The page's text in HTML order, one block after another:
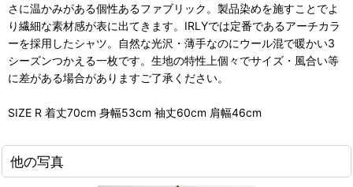
さに温かみがある個性あるファブリック。製品染めを施すことでよ
り繊細な素材感が表に出てきます。IRLYでは定番であるアーチカラ
ーを採用したシャツ。自然な光沢・薄手なのにウール混で暖かい3
シーズンつかえる一枚です。生地の特性上個々でサイズ・風合い等
に差がある場合がありますご了承ください。
SIZE R 着丈70cm 身幅53cm 袖丈60cm 肩幅46cm
他の写真